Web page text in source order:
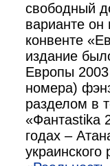
свободный
варианте он
конвенте
издание
Европы
номера)
разделом в
«Фантаstika
годах –
украинского